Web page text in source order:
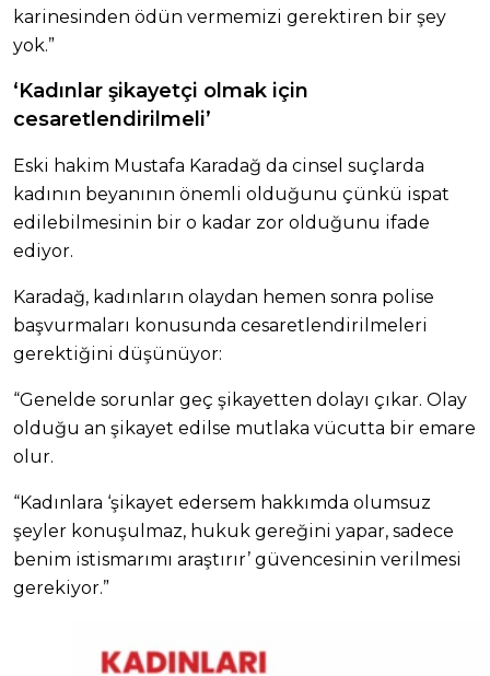
karinesinden ödün vermemizi gerektiren bir şey
yok.”
‘Kadınlar şikayetçi olmak için
cesaretlendirilmeli’
Eski hakim Mustafa Karadağ da cinsel suçlarda
kadının beyanının önemli olduğunu çünkü ispat
edilebilmesinin bir o kadar zor olduğunu ifade
ediyor.
Karadağ, kadınların olaydan hemen sonra polise
başvurmaları konusunda cesaretlendirilmeleri
gerektiğini düşünüyor:
“Genelde sorunlar geç şikayetten dolayı çıkar. Olay
olduğu an şikayet edilse mutlaka vücutta bir emare
olur.
“Kadınlara ‘şikayet edersem hakkımda olumsuz
şeyler konuşulmaz, hukuk gereğini yapar, sadece
benim istismarımı araştırır’ güvencesinin verilmesi
gerekiyor.”